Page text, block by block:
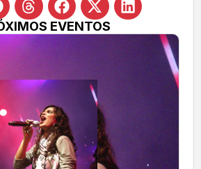
EVENTOS